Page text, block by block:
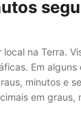
na Terra.
Em alguns
minutos e
em graus,